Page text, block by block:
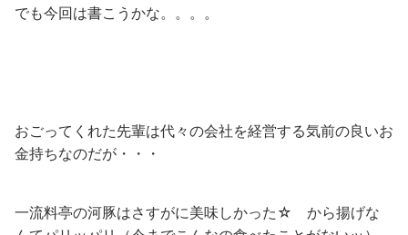
でも今回は書こうかな。。。。
おごってくれた先輩は代々の会社を経営する気前の良いお
金持ちなのだが・・・
一流料亭の河豚はさすがに美味しかった☆ から揚げな